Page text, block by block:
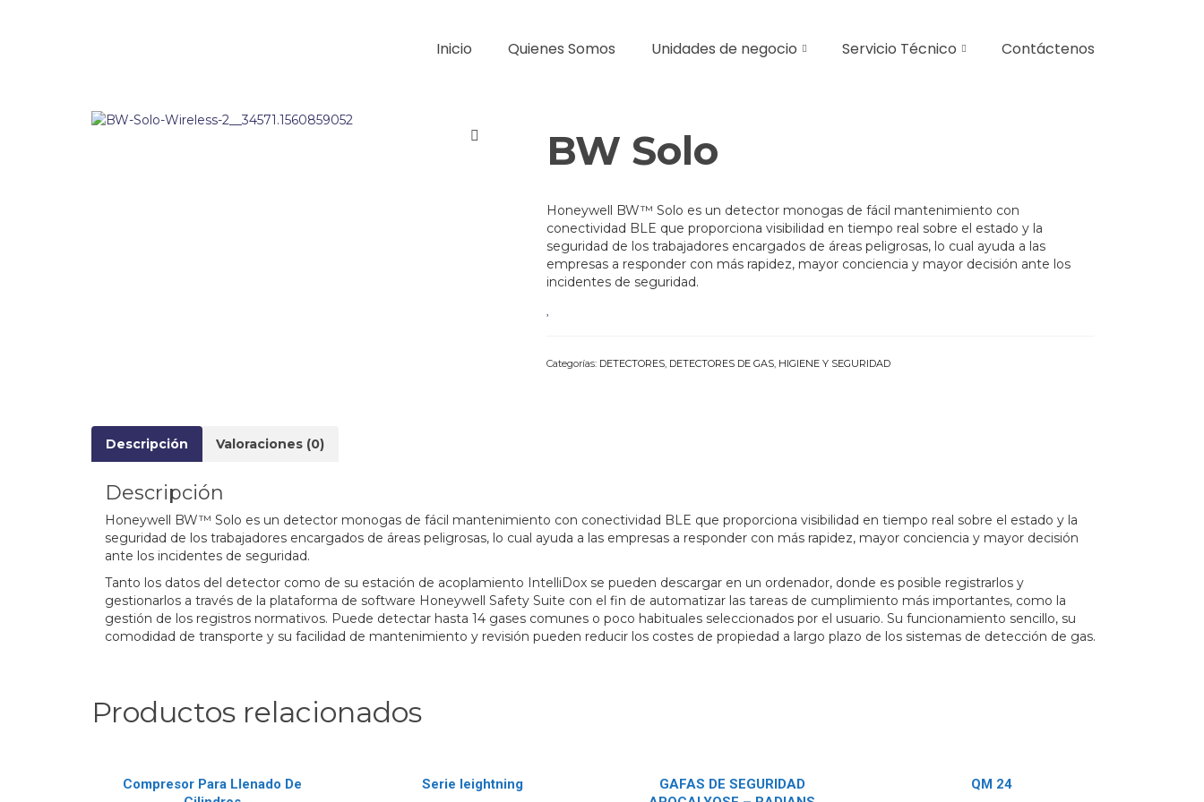
Inicio Quienes Somos Unidades de negocio Servicio Técnico Contáctenos
BW Solo
Honeywell BW™ Solo es un detector monogas de fácil mantenimiento con
conectividad BLE que proporciona visibilidad en tiempo real sobre el estado y la
seguridad de los trabajadores encargados de áreas peligrosas, lo cual ayuda a las
empresas a responder con más rapidez, mayor conciencia y mayor decisión ante los
incidentes de seguridad.
Categorías: DETECTORES, DETECTORES DE GAS, HIGIENE Y SEGURIDAD
Descripción Valoraciones (0)
Descripción
Honeywell BW™ Solo es un detector monogas de fácil mantenimiento con conectividad BLE que proporciona visibilidad en tiempo real sobre el estado y la
seguridad de los trabajadores encargados de áreas peligrosas, lo cual ayuda a las empresas a responder con más rapidez, mayor conciencia y mayor decisión
ante los incidentes de seguridad.
Tanto los datos del detector como de su estación de acoplamiento IntelliDox se pueden descargar en un ordenador, donde es posible registrarlos y
gestionarlos a través de la plataforma de software Honeywell Safety Suite con el fin de automatizar las tareas de cumplimiento más importantes, como la
gestión de los registros normativos. Puede detectar hasta 14 gases comunes o poco habituales seleccionados por el usuario. Su funcionamiento sencillo, su
comodidad de transporte y su facilidad de mantenimiento y revisión pueden reducir los costes de propiedad a largo plazo de los sistemas de detección de gas.
Productos relacionados
Compresor Para Llenado De
Serie leightning
GAFAS DE SEGURIDAD
QM 24